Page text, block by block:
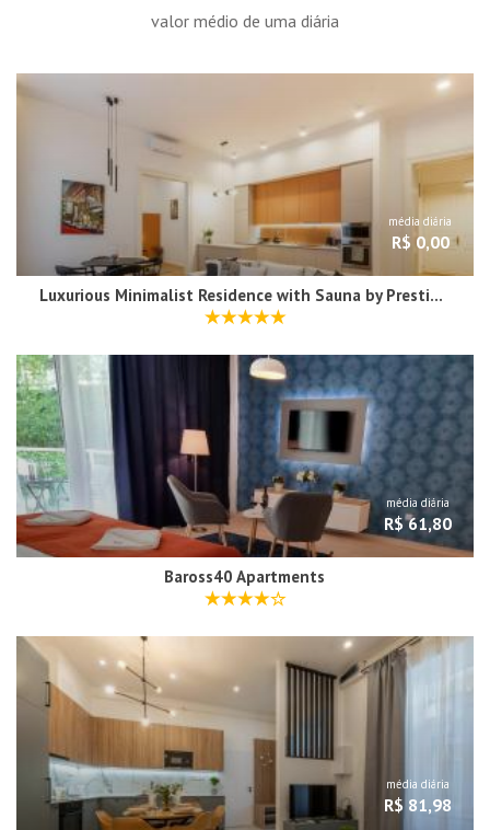
valor médio de uma diária
média diária
R$ 0,00
Luxurious Minimalist Residence with Sauna by Prestige Homes
média diária
R$ 61,80
Baross40 Apartments
média diária
R$ 81,98